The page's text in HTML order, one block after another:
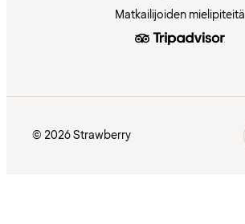
Matkailijoiden mielipiteitä
© 2026 Strawberry